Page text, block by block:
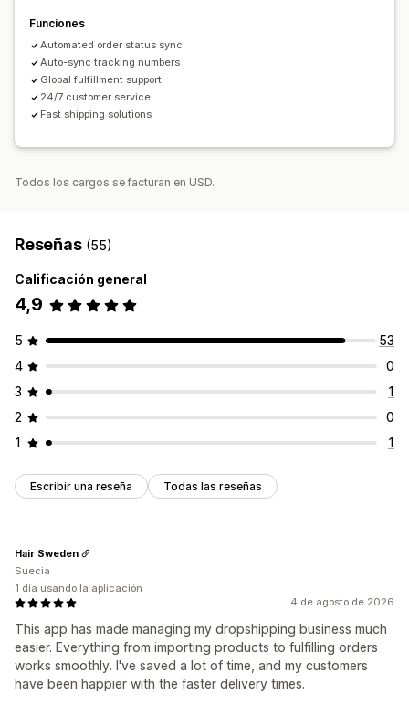
Funciones
Automated order status sync
Auto-sync tracking numbers
Global fulfillment support
24/7 customer service
Fast shipping solutions
Todos los cargos se facturan en USD.
Reseñas (55)
Calificación general
4,9
5
53
4
0
3
1
2
0
1
1
Escribir una reseña Todas las reseñas
4 de agosto de 2026
This app has made managing my dropshipping business much
easier. Everything from importing products to fulfilling orders
works smoothly. I've saved a lot of time, and my customers
have been happier with the faster delivery times.
Hair Sweden
Suecia
1 día usando la aplicación